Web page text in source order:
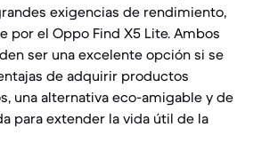
exigencias de rendimiento,
por el Oppo Find X5 Lite. Ambos
ser una excelente opción si se
de adquirir productos
una alternativa eco-amigable y de
para extender la vida útil de la